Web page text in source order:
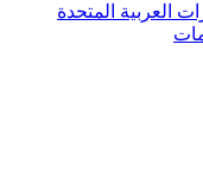
العربية المتحدة